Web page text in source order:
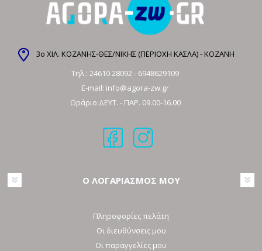
3ο ΧΙΛ. ΚΟΖΑΝΗΣ-ΘΕΣ/ΝΙΚΗΣ (ΠΕΡΙΟΧΗ ΚΑΣΛΑ) - ΚΟΖΑΝΗ
Τηλ.: 24610 28092- 6948629109
E-mail: info@agora-zw.gr
Ωράριο:ΔΕΥΤ. - ΠΑΡ. 09.00-16.00
Ο ΛΟΓΑΡΙΑΣΜΟΣ ΜΟΥ
Πληροφορίες πελάτη
Οι διευθύνσεις μου
Οι παραγγελίες μου